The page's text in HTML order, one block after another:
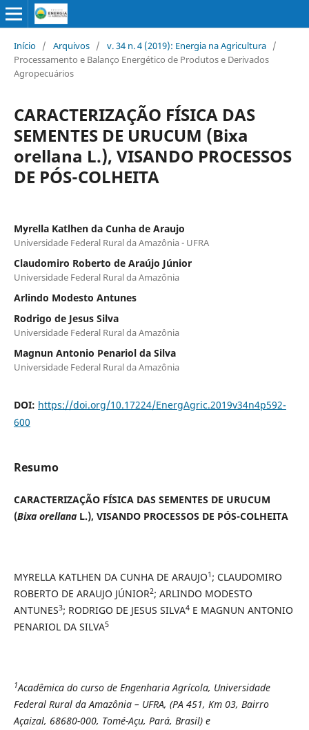
Início / Arquivos / v. 34 n. 4 (2019): Energia na Agricultura /
Processamento e Balanço Energético de Produtos e Derivados
Agropecuários
CARACTERIZAÇÃO FÍSICA DAS
SEMENTES DE URUCUM (Bixa
orellana L.), VISANDO PROCESSOS
DE PÓS-COLHEITA
Myrella Katlhen da Cunha de Araujo
Universidade Federal Rural da Amazônia - UFRA
Claudomiro Roberto de Araújo Júnior
Universidade Federal Rural da Amazônia
Arlindo Modesto Antunes
Rodrigo de Jesus Silva
Universidade Federal Rural da Amazônia
Magnun Antonio Penariol da Silva
Universidade Federal Rural da Amazônia
DOI: https://doi.org/10.17224/EnergAgric.2019v34n4p592-
600
Resumo
CARACTERIZAÇÃO FÍSICA DAS SEMENTES DE URUCUM
(Bixa orellana L.), VISANDO PROCESSOS DE PÓS-COLHEITA
MYRELLA KATLHEN DA CUNHA DE ARAUJO1 ; CLAUDOMIRO
ROBERTO DE ARAUJO JÚNIOR2; ARLINDO MODESTO
ANTUNES3; RODRIGO DE JESUS SILVA4E MAGNUN ANTONIO
PENARIOL DA SILVA5
1Acadêmica do curso de Engenharia Agrícola, Universidade
Federal Rural da Amazônia – UFRA, (PA 451, Km 03, Bairro
Açaizal, 68680-000, Tomé-Açu, Pará, Brasil) e